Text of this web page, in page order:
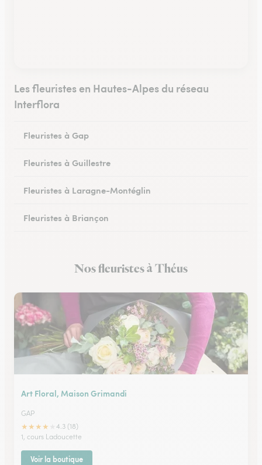
Les fleuristes en Hautes-Alpes du réseau
Interflora
Fleuristes à Gap
Fleuristes à Guillestre
Fleuristes à Laragne-Montéglin
Fleuristes à Briançon
Nos fleuristes à Théus
Art Floral, Maison Grimandi
GAP
★★★★
4.3 (18)
1, cours Ladoucette
Voir la boutique